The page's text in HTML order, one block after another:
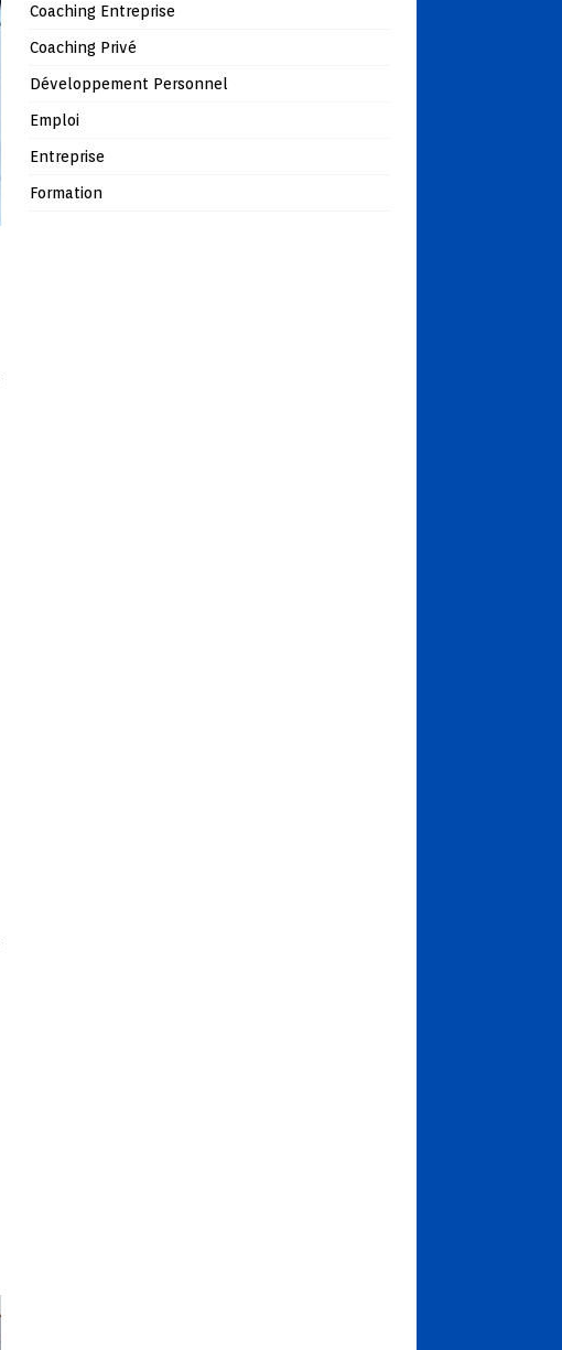
Coaching Entreprise
Coaching Privé
Développement Personnel
Emploi
Entreprise
Formation